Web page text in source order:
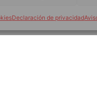
Declaración de privacidad